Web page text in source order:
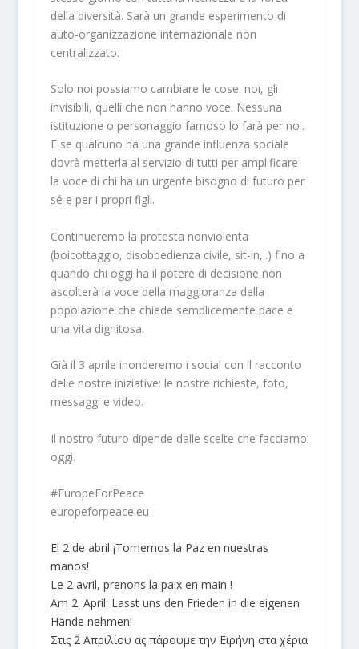
della diversità. Sarà un grande esperimento di
auto-organizzazione internazionale non
centralizzato.
Solo noi possiamo cambiare le cose: noi, gli
invisibili, quelli che non hanno voce. Nessuna
istituzione o personaggio famoso lo farà per noi.
E se qualcuno ha una grande influenza sociale
dovrà metterla al servizio di tutti per amplificare
la voce di chi ha un urgente bisogno di futuro per
sé e per i propri figli.
Continueremo la protesta nonviolenta
(boicottaggio, disobbedienza civile, sit-in,..) fino a
quando chi oggi ha il potere di decisione non
ascolterà la voce della maggioranza della
popolazione che chiede semplicemente pace e
una vita dignitosa.
Già il 3 aprile inonderemo i social con il racconto
delle nostre iniziative: le nostre richieste, foto,
messaggi e video.
Il nostro futuro dipende dalle scelte che facciamo
oggi.
#EuropeForPeace
europeforpeace.eu
El 2 de abril ¡Tomemos la Paz en nuestras
manos!
Le 2 avril, prenons la paix en main !
Am 2. April: Lasst uns den Frieden in die eigenen
Hände nehmen!
Στις 2 Απριλίου ας πάρουμε την Ειρήνη στα χέρια